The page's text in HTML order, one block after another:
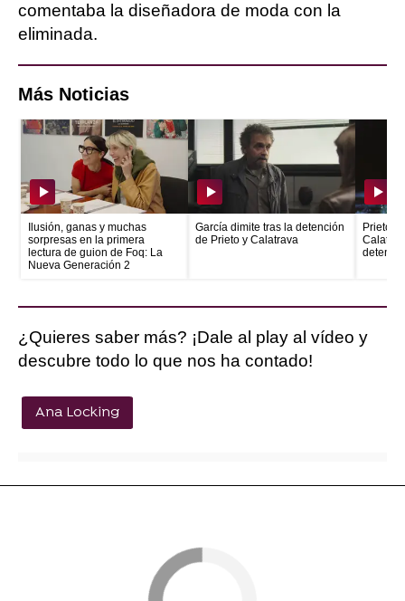
comentaba la diseñadora de moda con la
eliminada.
Más Noticias
Ilusión, ganas y muchas
sorpresas en la primera
lectura de guion de Foq: La
Nueva Generación 2
García dimite tras la detención
de Prieto y Calatrava
Prieto
¿Quieres saber más? ¡Dale al play al vídeo y
descubre todo lo que nos ha contado!
Ana Locking